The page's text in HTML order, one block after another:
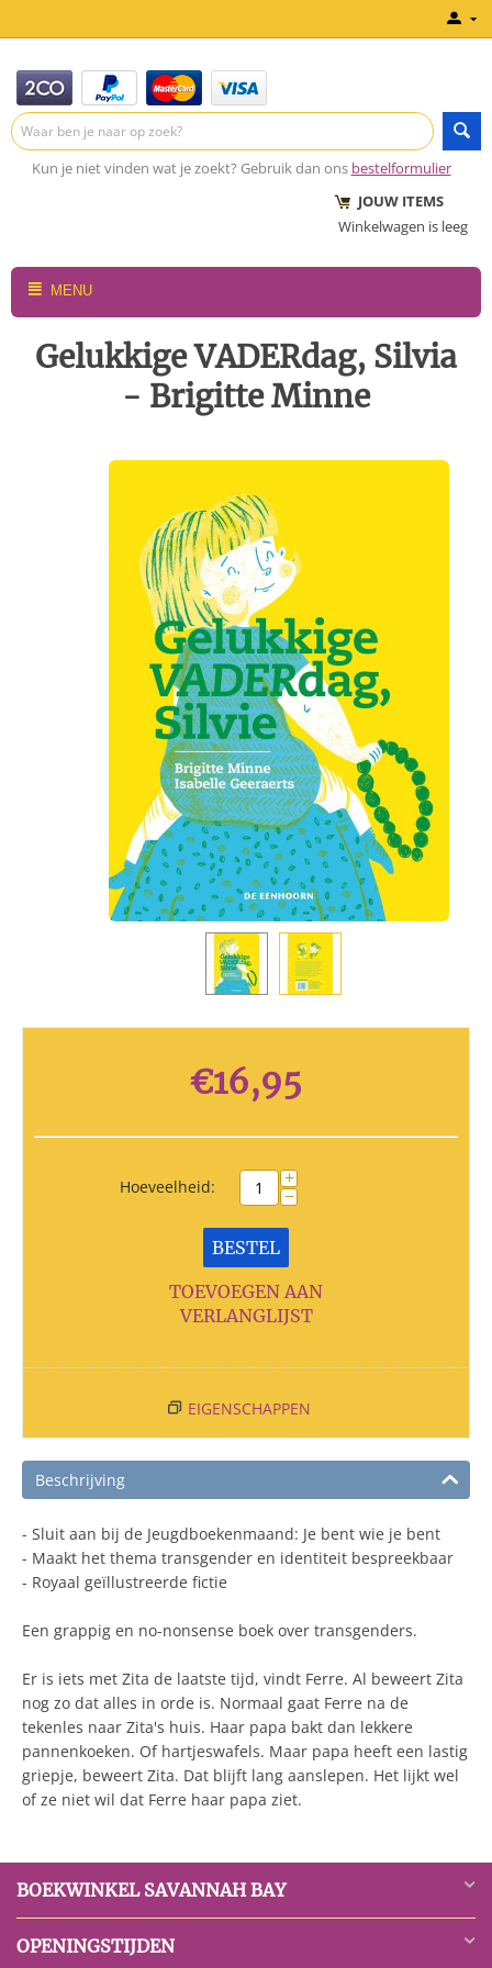
Kun je niet vinden wat je zoekt? Gebruik dan ons bestelformulier
JOUW ITEMS
Winkelwagen is leeg
MENU
Gelukkige VADERdag, Silvia
- Brigitte Minne
€16,95
Hoeveelheid: +
−
BESTEL
TOEVOEGEN AAN
VERLANGLIJST
EIGENSCHAPPEN
Beschrijving
- Sluit aan bij de Jeugdboekenmaand: Je bent wie je bent
- Maakt het thema transgender en identiteit bespreekbaar
- Royaal geïllustreerde ﬁctie
Een grappig en no-nonsense boek over transgenders.
Er is iets met Zita de laatste tijd, vindt Ferre. Al beweert Zita
nog zo dat alles in orde is. Normaal gaat Ferre na de
tekenles naar Zita's huis. Haar papa bakt dan lekkere
pannenkoeken. Of hartjeswafels. Maar papa heeft een lastig
griepje, beweert Zita. Dat blijft lang aanslepen. Het lijkt wel
of ze niet wil dat Ferre haar papa ziet.
BOEKWINKEL SAVANNAH BAY
OPENINGSTIJDEN